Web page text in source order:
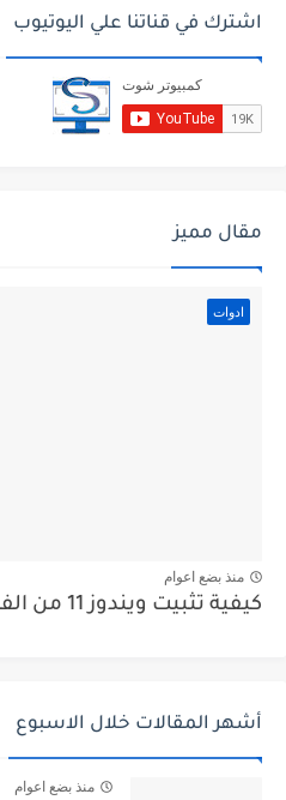
اشترك في قناتنا علي اليوتيوب
مقال مميز
ادوات
منذ بضع اعوام
كيفية تثبيت ويندوز 11 من الفلاشة في خطوات موجزة
أشهر المقالات خلال الاسبوع
منذ بضع اعوام